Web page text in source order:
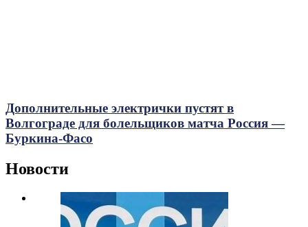
Дополнительные электрички пустят в
Волгограде для болельщиков матча Россия —
Буркина-Фасо
Новости